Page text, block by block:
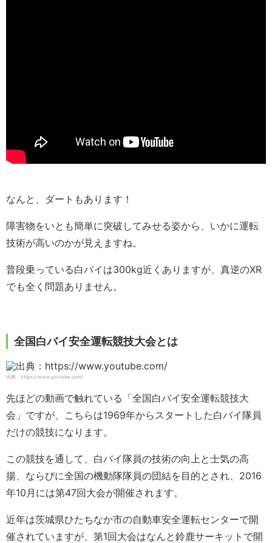
なんと、ダートもあります！
障害物をいとも簡単に突破してみせる姿から、いかに運転
技術が高いのかが見えますね。
普段乗っている白バイは300kg近くありますが、真逆のXR
でも全く問題ありません。
全国白バイ安全運転競技大会とは
出典：https://www.youtube.com/
先ほどの動画で触れている「全国白バイ安全運転競技大
会」ですが、こちらは1969年からスタートした白バイ隊員
だけの競技になります。
この競技を通して、白バイ隊員の技術の向上と士気の高
揚、ならびに全国の機動隊隊員の団結を目的とされ、2016
年10月には第47回大会が開催されます。
近年は茨城県ひたちなか市の自動車安全運転センターで開
催されていますが、第1回大会はなんと鈴鹿サーキットで開